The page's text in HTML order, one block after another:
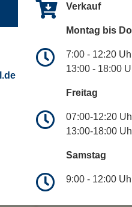
Verkauf
Montag bis
7:00 - 12:20
13:00 - 18:00
Freitag
07:00-12:20
13:00-18:00
Samstag
9:00 - 12:00